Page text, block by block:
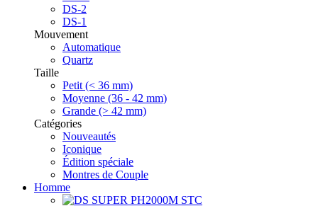
DS-2
DS-1
Mouvement
Automatique
Quartz
Taille
Petit (< 36 mm)
Moyenne (36 - 42 mm)
Grande (> 42 mm)
Catégories
Nouveautés
Iconique
Édition spéciale
Montres de Couple
Homme